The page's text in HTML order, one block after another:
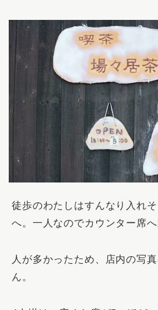
徒歩のわたしはすんなり入れ
へ。一人なのでカウンター席へ
人が多かったため、店内の写
ん。